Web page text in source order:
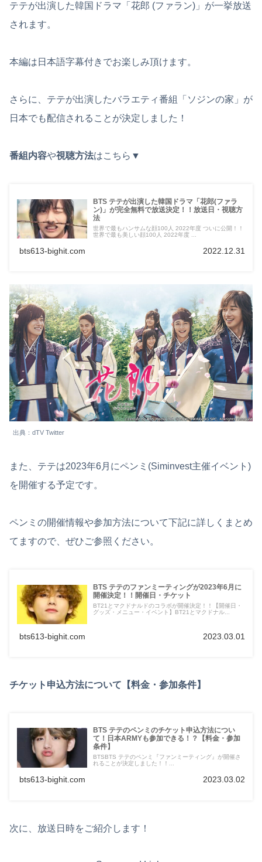
テテが出演した韓国ドラマ「花郎 (ファラン)」が一挙放送
されます。
本編は日本語字幕付きでお楽しみ頂けます。
さらに、テテが出演したバラエティ番組「ソジンの家」が
日本でも配信されることが決定しました！
番組内容や視聴方法はこちら▼
BTS テテが出演した韓国ドラマ「花郎(ファラ
ン)」が完全無料で放送決定！！放送日・視聴方
法
世界で最もハンサムな顔100人 2022年度 ついに公開！！
世界で最も美しい顔100人 2022年度 ...
bts613-bighit.com 2022.12.31
出典：dTV Twitter
また、テテは2023年6月にペンミ(Siminvest主催イベント)
を開催する予定です。
ペンミの開催情報や参加方法について下記に詳しくまとめ
てますので、ぜひご参照ください。
BTS テテのファンミーティングが2023年6月に
開催決定！！開催日・チケット
BT21とマクドナルドのコラボが開催決定！！【開催日・
グッズ・メニュー・イベント】BT21とマクドナル...
bts613-bighit.com 2023.03.01
チケット申込方法について【料金・参加条件】
BTS テテのペンミのチケット申込方法につい
て！日本ARMYも参加できる！？【料金・参加
条件】
BTSBTS テテのペンミ『ファンミーティング』が開催さ
れることが決定しました！！...
bts613-bighit.com 2023.03.02
次に、放送日時をご紹介します！